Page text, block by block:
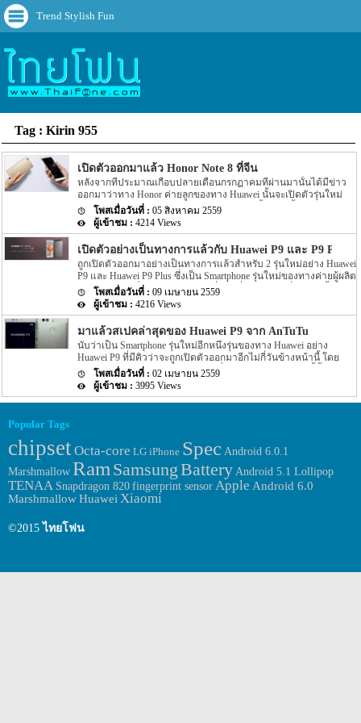
Trend Stylish Fun
Tag : Kirin 955
เปิดตัวออกมาแล้ว Honor Note 8 ที่จีน
หลังจากที่ประมาณเกือบปลายเดือนกรกฏาคมที่ผ่านมานั้นได้มีข่าว
ออกมาว่าทาง Honor ค่ายลูกของทาง Huawei นั้นจะเปิดตัวรุ่นใหม่
อย่าง Honor Note 8 ออกมาต้นเดือนสิงหาคมนี้ ล่าสุดนั้นกำหนดดัง
กล่าวก็เป็นไปตามที่คาดเอาไว้ โดย Honor Note 8 นั้นถูกเปิดตัวออก
มาแล้วที่ประเทศจีน สำหรับ Spec ของ Honor Note 8 นี้นั้นจะมาพร้อม
กับหน้าจอแสดงผลขนาด 6.6 นิ้ว โดยหน้าจอจะมีขนาดใหญ่กว่ารุ่น
ก่อนหน้าอย่าง 0.2 โดยความละอียดของภาพที่แสดงผลทางหน้าจอ
นั้นจะมีขนาดความละเอียดอยุ่ที่ 1,440 x 2,560 สำหรับ Chipset ที่ขับ
เคลื่อนตัวเครื่องนั้นจะเป็น Chipset อย่าง Kirin 955 โดย Chipset อย่าง
Kirin 955 นี้นั้นจะประมวลผลแบบ octa-core โดยจะประกอบไปด้วย
CPU อย่าง Cortex-A72 4 ตัวประมวลผล และ CPU อย่าง Cortex-A53 4
[…]
05 สิงหาคม 2559
4214 Views
เปิดตัวอย่างเป็นทางการแล้วกับ Huawei P9 และ P9 Plus
ถูกเปิดตัวออกมาอย่างเป็นทางการแล้วสำหรับ 2 รุ่นใหม่อย่าง Huawei
P9 และ Huawei P9 Plus ซึ่งเป็น Smartphone รุ่นใหม่ของทางค่ายผู้ผลิต
อย่าง Huawei ที่ถูกเปิดตัวออกมาเมื่อวันที่ 6 เมษายนที่ผ่านมานี้เอง
โดยงานดังกล่าวนั้นถูกจัดขึ้นที่ London อีกทั้งในวันเดียวกันนั้นทาง
ค่ายผู้ผลิตอย่าง Meizu เองก็เปิดตัวรุ่นใหม่อย่าง Meizu m3 note ออก
มาเช่นกัน สำหรับรายละเอียดตัวเครื่อของทั้ง 2 รุ่นอย่าง Huawei P9
และ Huawei P9 Plus นี้จะเป็นอย่างไรนั้นเราไปดูกันเลยดีกว่า สำหรับ
รุ่นแรกอย่าง Huawei P9 นี้นั้นจะมาพร้อมกับขนาดของตัวเครื่องที่มี
ความใกล้เคียงกับ iPhone 6s ของทาง Apple เลยทีเดียว สำหรับขนาด
หน้าจอนั้นจะมีขนาดอยู่ที่ 5.2 นิ้ว โดยให้ความละเอียดของภาพอยู่ที่
1080p สำหรับหน้าจอจะเป็นแบบ IPS LCD ในส่วนของ chipset ที่ขับ
เคลื่อนตัวเครื่องนั้นแน่นอนว่าเป็น […]
09 เมษายน 2559
4216 Views
มาแล้วสเปคล่าสุดของ Huawei P9 จาก AnTuTu
นับว่าเป็น Smartphone รุ่นใหม่อีกหนึ่งรุ่นของทาง Huawei อย่าง
Huawei P9 ที่มีคิวว่าจะถูกเปิดตัวออกมาอีกไม่กี่วันข้างหน้านี้ โดย
กำหนดการเปิดตัวของ Huawei P9 ที่เราทราบกันก่อนหน้านี้นั้นจะถูก
เปิดตัวออกมาในวันที่ 6 เมษายนที่จะถึงนี้เอง แต่รุ่น Huawei P9 ถึงว่า
เป็น Smartphone ที่มีข่าวต่างๆ ออกมาน้อยมากแม้กระทั้ง Spec ภายใน
ตัวเครื่องก็ยังไม่มีข่าวออกมา แต่ล่าสุดนั้นกลับมี Spec ล่าสุดของ
นั้นได้ถูกเปิดเผยบนหน้าเว็บไซต์ benchmark ที่น่าเชื่อถือได้แห่งหนึ่ง
อย่างเว็บไซต์ AnTuTu โดยรายละเอียดที่ถูกเปิดเผยออกมานั้นถือว่า
เป็น Spec ที่ครบเลยทีเดียว สำหรับ Spec ของ Huawei P9 รุ่นใหม่นี้จะ
มาพร้อมกับ chipset ที่ขับเคลื่อนตัวเครื่องอย่าง Kirin 955 […]
02 เมษายน 2559
3995 Views
Popular Tags
chipsetOcta-core LG iPhone SpecAndroid 6.0.1
MarshmallowRamSamsungBattery Android 5.1 Lollipop
TENAA Snapdragon 820 fingerprint sensorApple Android 6.0
MarshmallowHuaweiXiaomi
©2015 ไทยโฟน